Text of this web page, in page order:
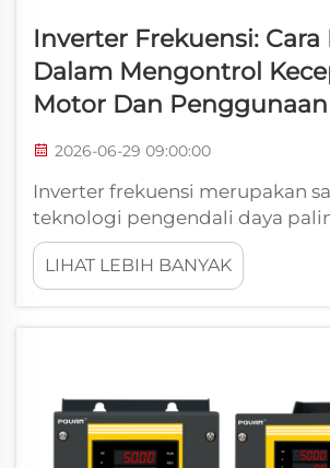
Inverter Frekuensi: Cara
Dalam Mengontrol
Motor Dan
2026-06-29 09:00:00
Inverter frekuensi merupakan
teknologi pengendali daya
dalam operasi industri modern.
mengoperasikan sistem
kompresor, maupun kipas,
LIHAT LEBIH BANYAK